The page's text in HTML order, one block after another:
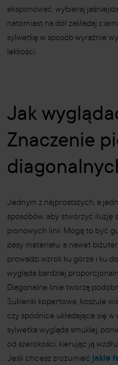
eksponować, wybieraj
natomiast na dół zakładaj
sylwetkę w sposób wyraźnie
lekkości.
Jak
Znaczenie
Jednym z najprostszych, a
sposobów, aby stworzyć iluzję
pionowych linii. Mogą to być
pasy materiału, a nawet
prowadzi wzrok ku górze i ku
wygląda bardziej
Diagonalne linie tworzą
Sukienki kopertowe, koszule
czy spódnice układające się w
sylwetka wygląda smuklej,
od szerokości, kierując ją
Jeśli chcesz zrozumieć jakie